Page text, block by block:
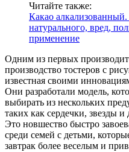
Читайте также:
Какао алкализованный.
натурального, вред,
применение
Одним из первых
производство тостеров с
известная своими
Они разработали модель,
выбирать из нескольких
таких как сердечки, звезды
Это новшество быстро
среди семей с детьми,
завтрак более веселым и